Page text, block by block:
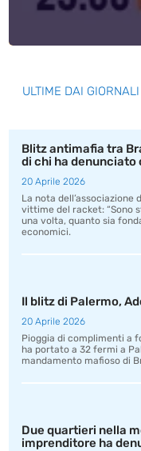
ULTIME DAI GIORNALI
Blitz antimafia tra
di chi ha denunciato
20 Aprile 2026
La nota
vittime del racket: “Sono
una volta, quanto sia
economici.
Il blitz di Palermo,
20 Aprile 2026
Pioggia di complimenti a
ha portato a 32 fermi a
mandamento mafioso di
Due quartieri nella
imprenditore ha